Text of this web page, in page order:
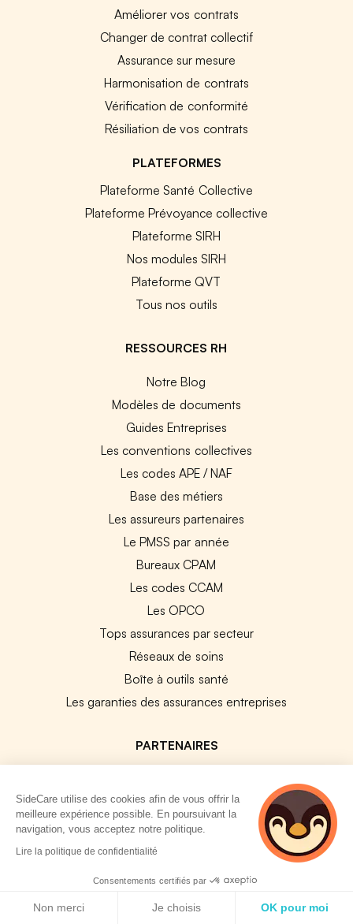
Améliorer vos contrats
Changer de contrat collectif
Assurance sur mesure
Harmonisation de contrats
Vérification de conformité
Résiliation de vos contrats
PLATEFORMES
Plateforme Santé Collective
Plateforme Prévoyance collective
Plateforme SIRH
Nos modules SIRH
Plateforme QVT
Tous nos outils
RESSOURCES RH
Notre Blog
Modèles de documents
Guides Entreprises
Les conventions collectives
Les codes APE / NAF
Base des métiers
Les assureurs partenaires
Le PMSS par année
Bureaux CPAM
Les codes CCAM
Les OPCO
Tops assurances par secteur
Réseaux de soins
Boîte à outils santé
Les garanties des assurances entreprises
PARTENAIRES
Assureurs Partenaires
Payfit & SideCare
Lucca & SideCare
Lianeli & SideCare
SideCare utilise des cookies afin de vous offrir la
meilleure expérience possible. En poursuivant la
navigation, vous acceptez notre politique.
Lire la politique de confidentialité
Consentements certifiés par
Non merci Je choisis OK pour moi
4 personnes
consultent
actuellement cette